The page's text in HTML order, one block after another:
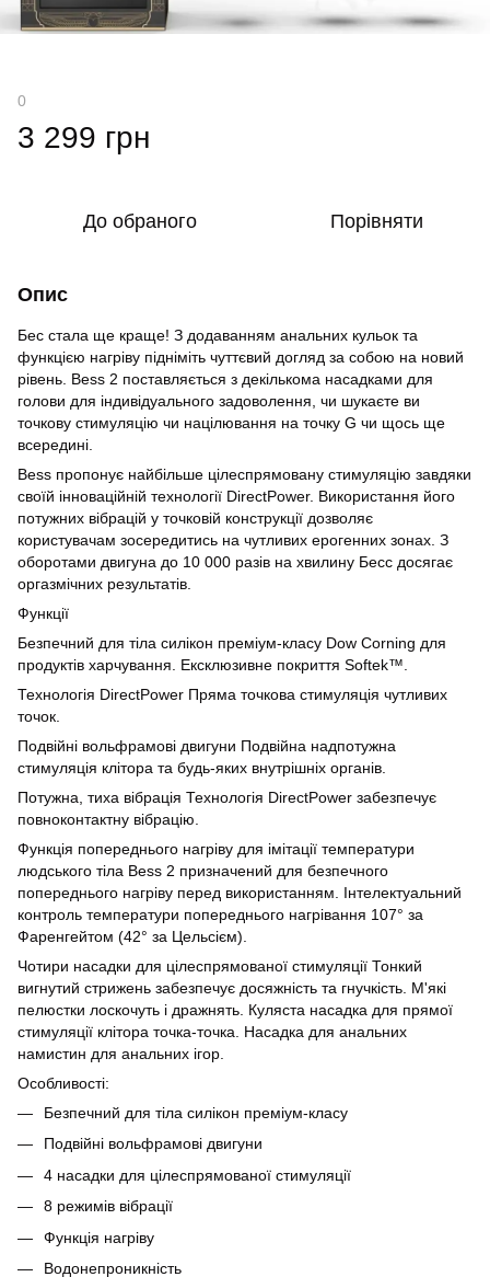
0
3 299 грн
До обраного Порівняти
Опис
Бес стала ще краще! З додаванням анальних кульок та
функцією нагріву підніміть чуттєвий догляд за собою на новий
рівень. Bess 2 поставляється з декількома насадками для
голови для індивідуального задоволення, чи шукаєте ви
точкову стимуляцію чи націлювання на точку G чи щось ще
всередині.
Bess пропонує найбільше цілеспрямовану стимуляцію завдяки
своїй інноваційній технології DirectPower. Використання його
потужних вібрацій у точковій конструкції дозволяє
користувачам зосередитись на чутливих ерогенних зонах. З
оборотами двигуна до 10 000 разів на хвилину Бесс досягає
оргазмічних результатів.
Функції
Безпечний для тіла силікон преміум-класу Dow Corning для
продуктів харчування. Ексклюзивне покриття Softek™.
Технологія DirectPower Пряма точкова стимуляція чутливих
точок.
Подвійні вольфрамові двигуни Подвійна надпотужна
стимуляція клітора та будь-яких внутрішніх органів.
Потужна, тиха вібрація Технологія DirectPower забезпечує
повноконтактну вібрацію.
Функція попереднього нагріву для імітації температури
людського тіла Bess 2 призначений для безпечного
попереднього нагріву перед використанням. Інтелектуальний
контроль температури попереднього нагрівання 107° за
Фаренгейтом (42° за Цельсієм).
Чотири насадки для цілеспрямованої стимуляції Тонкий
вигнутий стрижень забезпечує досяжність та гнучкість. М'які
пелюстки лоскочуть і дражнять. Куляста насадка для прямої
стимуляції клітора точка-точка. Насадка для анальних
намистин для анальних ігор.
Особливості:
Безпечний для тіла силікон преміум-класу
Подвійні вольфрамові двигуни
4 насадки для цілеспрямованої стимуляції
8 режимів вібрації
Функція нагріву
Водонепроникність